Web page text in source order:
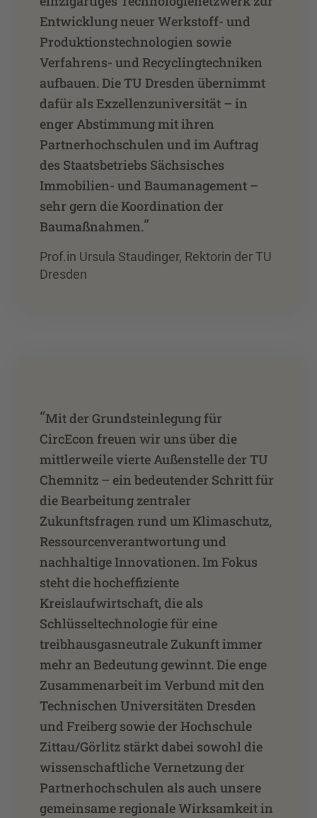
Entwicklung neuer Werkstoff- und
Produktionstechnologien sowie
Verfahrens- und Recyclingtechniken
aufbauen. Die TU Dresden übernimmt
dafür als Exzellenzuniversität – in
enger Abstimmung mit ihren
Partnerhochschulen und im Auftrag
des Staatsbetriebs Sächsisches
Immobilien- und Baumanagement –
sehr gern die Koordination der
Baumaßnahmen.”
Prof.in Ursula Staudinger, Rektorin der TU
Dresden
“Mit der Grundsteinlegung für
CircEcon freuen wir uns über die
mittlerweile vierte Außenstelle der TU
Chemnitz – ein bedeutender Schritt für
die Bearbeitung zentraler
Zukunftsfragen rund um Klimaschutz,
Ressourcenverantwortung und
nachhaltige Innovationen. Im Fokus
steht die hocheffiziente
Kreislaufwirtschaft, die als
Schlüsseltechnologie für eine
treibhausgasneutrale Zukunft immer
mehr an Bedeutung gewinnt. Die enge
Zusammenarbeit im Verbund mit den
Technischen Universitäten Dresden
und Freiberg sowie der Hochschule
Zittau/Görlitz stärkt dabei sowohl die
wissenschaftliche Vernetzung der
Partnerhochschulen als auch unsere
gemeinsame regionale Wirksamkeit in